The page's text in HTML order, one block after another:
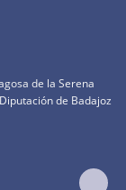
de la Serena
de Badajoz